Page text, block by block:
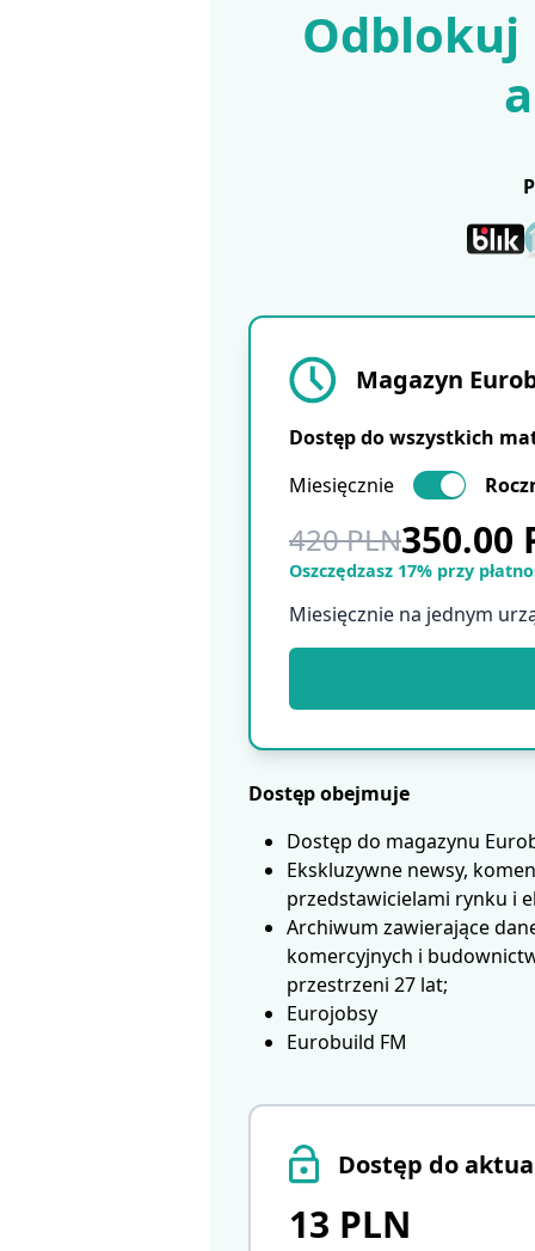
Odblokuj
Dostęp do
13 PLN
Magazyn
Dostęp do wszystkich
Miesięcznie
420 PLN350.00
Oszczędzasz 17% przy
Miesięcznie na jednym
Dostęp obejmuje
Dostęp do magazynu
Ekskluzywne newsy,
przedstawicielami rynku i
Archiwum zawierające
komercyjnych i
przestrzeni 27 lat;
Eurojobsy
Eurobuild FM